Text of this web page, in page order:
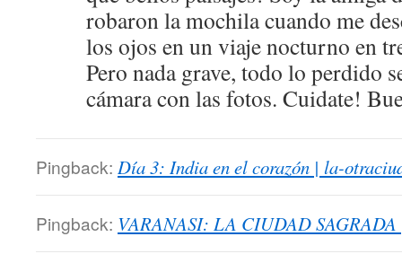
robaron la mochila cuando me
los ojos en un viaje nocturno en
Pero nada grave, todo lo perdido
cámara con las fotos. Cuidate!
Pingback: Día 3: India en el corazón | la-
Pingback: VARANASI: LA CIUDAD